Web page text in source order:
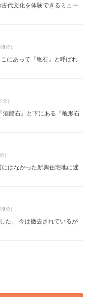
代文化を体験できるミュー
分）
にあって『亀石』と呼ばれ
分）
船石』と下にある『亀形石
）
なかった新興住宅地に迷
分）
た。 今は撤去されているが